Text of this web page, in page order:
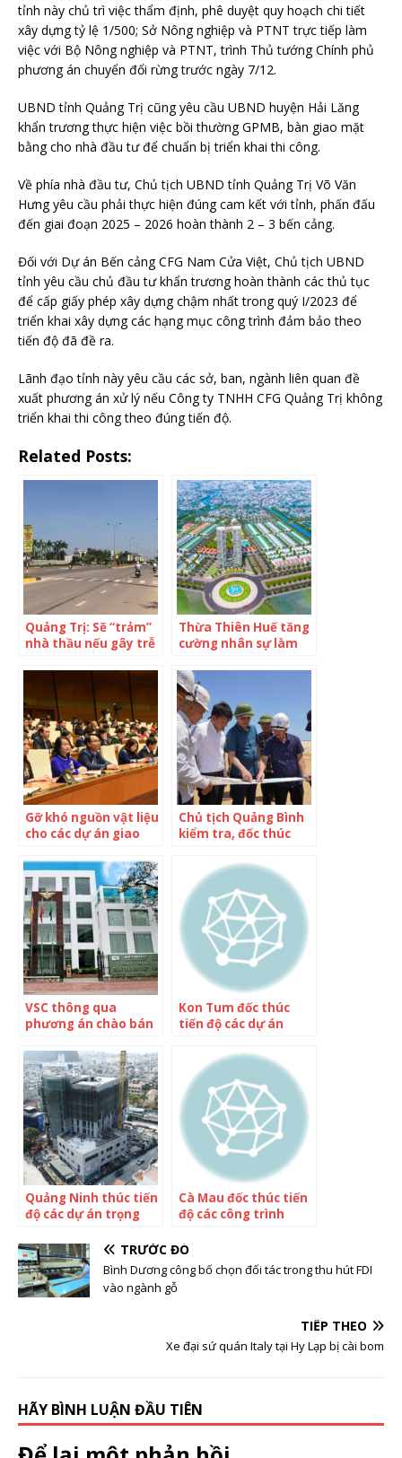
tỉnh này chủ trì việc thẩm định, phê duyệt quy hoạch chi tiết
xây dựng tỷ lệ 1/500; Sở Nông nghiệp và PTNT trực tiếp làm
việc với Bộ Nông nghiệp và PTNT, trình Thủ tướng Chính phủ
phương án chuyển đổi rừng trước ngày 7/12.
UBND tỉnh Quảng Trị cũng yêu cầu UBND huyện Hải Lăng
khẩn trương thực hiện việc bồi thường GPMB, bàn giao mặt
bằng cho nhà đầu tư để chuẩn bị triển khai thi công.
Về phía nhà đầu tư, Chủ tịch UBND tỉnh Quảng Trị Võ Văn
Hưng yêu cầu phải thực hiện đúng cam kết với tỉnh, phấn đấu
đến giai đoạn 2025 – 2026 hoàn thành 2 – 3 bến cảng.
Đối với Dự án Bến cảng CFG Nam Cửa Việt, Chủ tịch UBND
tỉnh yêu cầu chủ đầu tư khẩn trương hoàn thành các thủ tục
để cấp giấy phép xây dựng chậm nhất trong quý I/2023 để
triển khai xây dựng các hạng mục công trình đảm bảo theo
tiến độ đã đề ra.
Lãnh đạo tỉnh này yêu cầu các sở, ban, ngành liên quan đề
xuất phương án xử lý nếu Công ty TNHH CFG Quảng Trị không
triển khai thi công theo đúng tiến độ.
Related Posts:
Quảng Trị: Sẽ “trảm”
nhà thầu nếu gây trễ
lang Kinh tế Đông
Thừa Thiên Huế tăng
cường nhân sự làm
cho nhà đầu tư
Gỡ khó nguồn vật liệu
cho các dự án giao
quyết của Quốc hội
Chủ tịch Quảng Bình
kiểm tra, đốc thúc
trọng điểm
VSC thông qua
phương án chào bán
2 nhà đầu tư chiến
lược
Kon Tum đốc thúc
tiến độ các dự án
năm 2023
Quảng Ninh thúc tiến
độ các dự án trọng
Cà Mau đốc thúc tiến
độ các công trình
TRƯỚC ĐÓ
Bình Dương công bố chọn đối tác trong thu hút FDI
vào ngành gỗ
TIẾP THEO
Xe đại sứ quán Italy tại Hy Lạp bị cài bom
HÃY BÌNH LUẬN ĐẦU TIÊN